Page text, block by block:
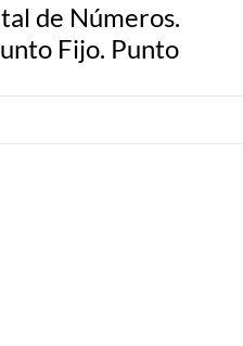
de Números.
Fijo. Punto